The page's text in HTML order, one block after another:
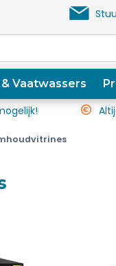
Vaatwassers